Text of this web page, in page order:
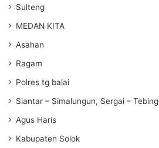
Sulteng
MEDAN KITA
Asahan
Ragam
Polres tg balai
Siantar – Simalungun, Sergai – Tebing
Agus Haris
Kabupaten Solok